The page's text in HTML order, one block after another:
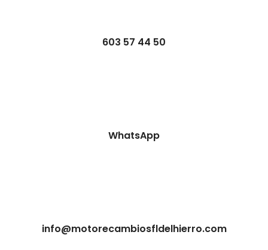
603 57 44 50
WhatsApp
info@motorecambiosfldelhierro.com